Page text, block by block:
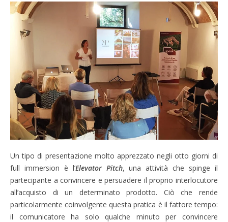
Un tipo di presentazione molto apprezzato negli otto giorni di
full immersion è l’Elevator Pitch, una attività che spinge il
partecipante a convincere e persuadere il proprio interlocutore
all’acquisto di un determinato prodotto. Ciò che rende
particolarmente coinvolgente questa pratica è il fattore tempo:
il comunicatore ha solo qualche minuto per convincere